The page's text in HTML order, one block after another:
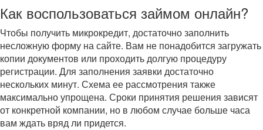
Как воспользоваться займом онлайн?
Чтобы получить микрокредит, достаточно заполнить
несложную форму на сайте. Вам не понадобится загружать
копии документов или проходить долгую процедуру
регистрации. Для заполнения заявки достаточно
нескольких минут. Схема ее рассмотрения также
максимально упрощена. Сроки принятия решения зависят
от конкретной компании, но в любом случае больше часа
вам ждать вряд ли придется.